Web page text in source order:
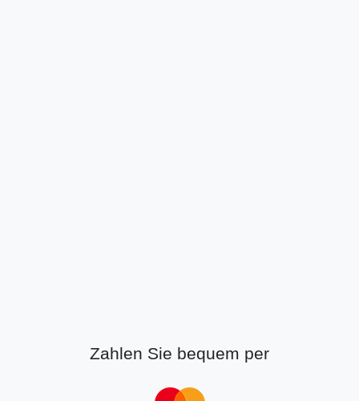
Zahlen Sie bequem per